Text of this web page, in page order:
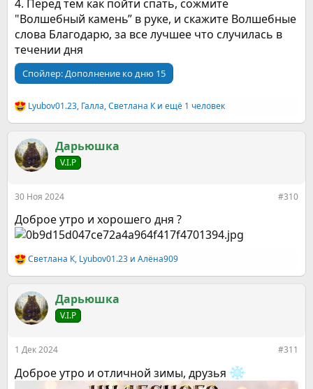
4. Перед тем как пойти спать, сожмите
"Волшебный камень” в руке, и скажите Волшебные
слова Благодарю, за все лучшее что случилась в
течении дня
Спойлер:Дополнение ко дню 15
Р
е
к
ц
и
Lyubov01.23, Галла,Светлана Ки ещё 1 человек
Дарьюшка
V.I.P
30 Ноя 2024 #310
Доброе утро и хорошего дня ?
Р
е
к
ц
и
Светлана К, Lyubov01.23 и Алёна909
Дарьюшка
V.I.P
1 Дек 2024 #311
Доброе утро и отличной зимы, друзья